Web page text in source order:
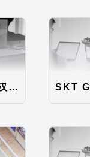
The Funk主题汉化包